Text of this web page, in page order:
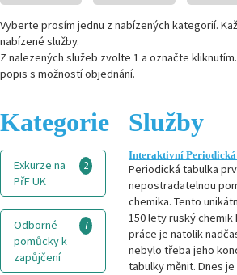
Vyberte prosím jednu z nabízených kategorií.
nabízené služby.
Z nalezených služeb zvolte 1 a označte
popis s možností objednání.
Kategorie
2
Exkurze na
PřF UK
7
Odborné
pomůcky k
zapůjčení
Služby
Interaktivní
Periodická tabulka
nepostradatelnou
chemika. Tento
150 lety ruský chemik
práce je natolik
nebylo třeba jeho
tabulky měnit. Dnes